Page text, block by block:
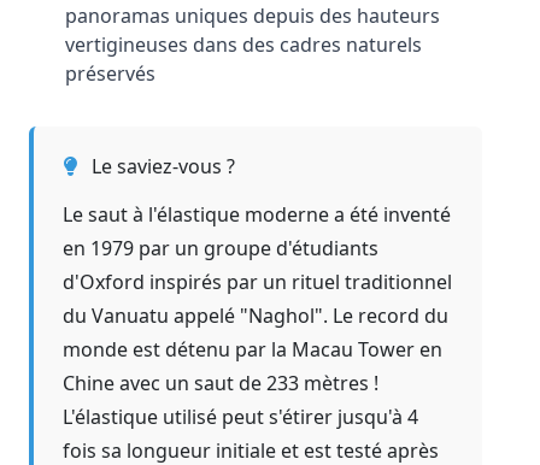
panoramas uniques depuis des hauteurs
vertigineuses dans des cadres naturels
préservés
Le saviez-vous ?
Le saut à l'élastique moderne a été inventé
en 1979 par un groupe d'étudiants
d'Oxford inspirés par un rituel traditionnel
du Vanuatu appelé "Naghol". Le record du
monde est détenu par la Macau Tower en
Chine avec un saut de 233 mètres !
L'élastique utilisé peut s'étirer jusqu'à 4
fois sa longueur initiale et est testé après